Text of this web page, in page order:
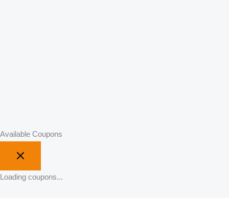
Available Coupons
Loading coupons...